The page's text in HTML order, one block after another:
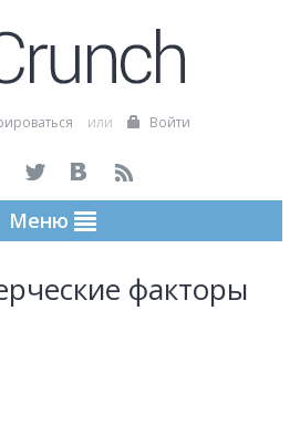
или Войти
Меню
факторы